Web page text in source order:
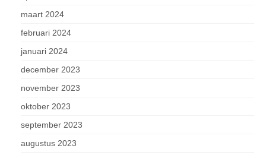
maart 2024
februari 2024
januari 2024
december 2023
november 2023
oktober 2023
september 2023
augustus 2023